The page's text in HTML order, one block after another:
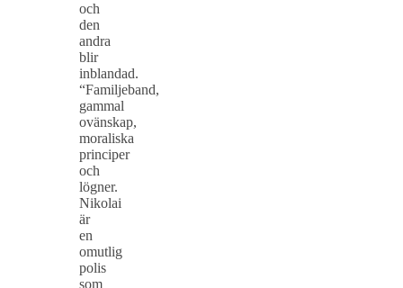
och
den
andra
blir
inblandad.
“Familjeband,
gammal
ovänskap,
moraliska
principer
och
lögner.
Nikolai
är
en
omutlig
polis
som